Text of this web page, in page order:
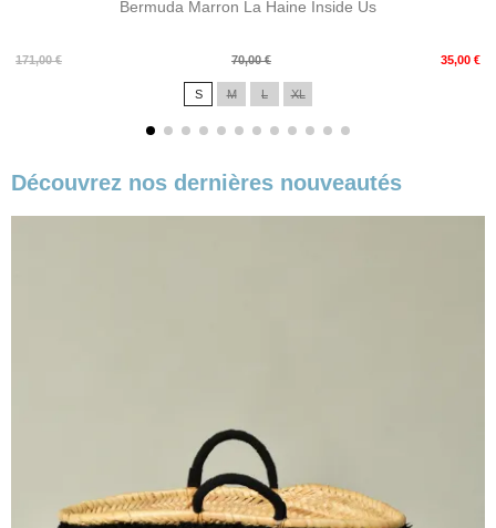
Bermuda Marron La Haine Inside Us
171,00 €
Prix
70,00 € 35,00 €
Prix
S M L XL
Découvrez nos dernières nouveautés